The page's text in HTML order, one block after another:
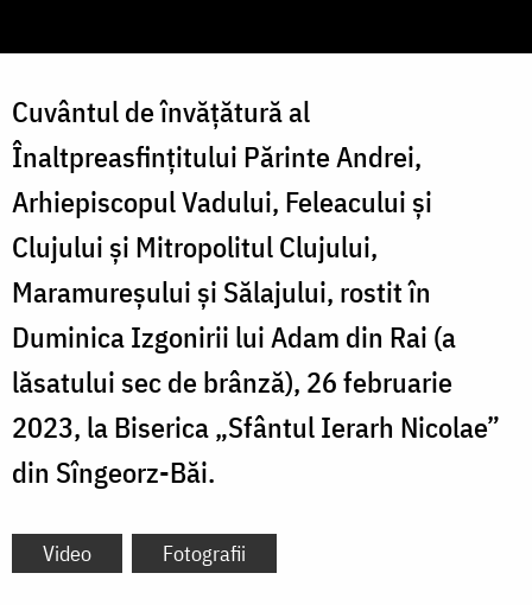
Cuvântul de învățătură al
Înaltpreasfințitului Părinte Andrei,
Arhiepiscopul Vadului, Feleacului și
Clujului și Mitropolitul Clujului,
Maramureșului și Sălajului, rostit în
Duminica Izgonirii lui Adam din Rai (a
lăsatului sec de brânză), 26 februarie
2023, la Biserica „Sfântul Ierarh Nicolae”
din Sîngeorz-Băi.
Video Fotografii